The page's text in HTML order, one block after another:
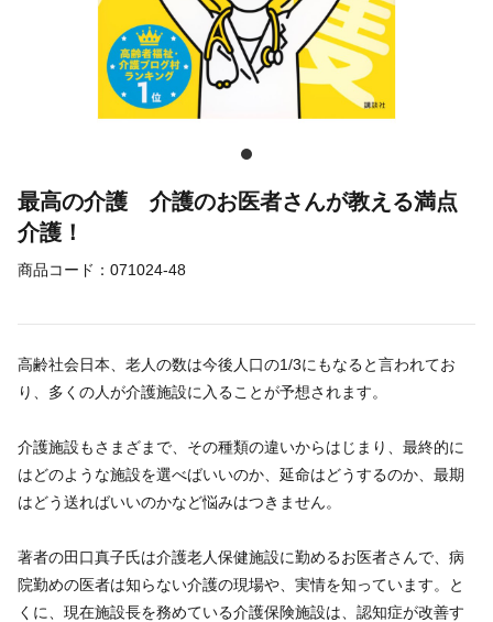
最高の介護 介護のお医者さんが教える満点
介護！
商品コード： 071024-48
高齢社会日本、老人の数は今後人口の1/3にもなると言われてお
り、多くの人が介護施設に入ることが予想されます。
介護施設もさまざまで、その種類の違いからはじまり、最終的に
はどのような施設を選べばいいのか、延命はどうするのか、最期
はどう送ればいいのかなど悩みはつきません。
著者の田口真子氏は介護老人保健施設に勤めるお医者さんで、病
院勤めの医者は知らない介護の現場や、実情を知っています。と
くに、現在施設長を務めている介護保険施設は、認知症が改善す